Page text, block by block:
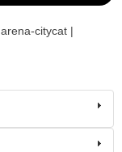
arena-citycat |